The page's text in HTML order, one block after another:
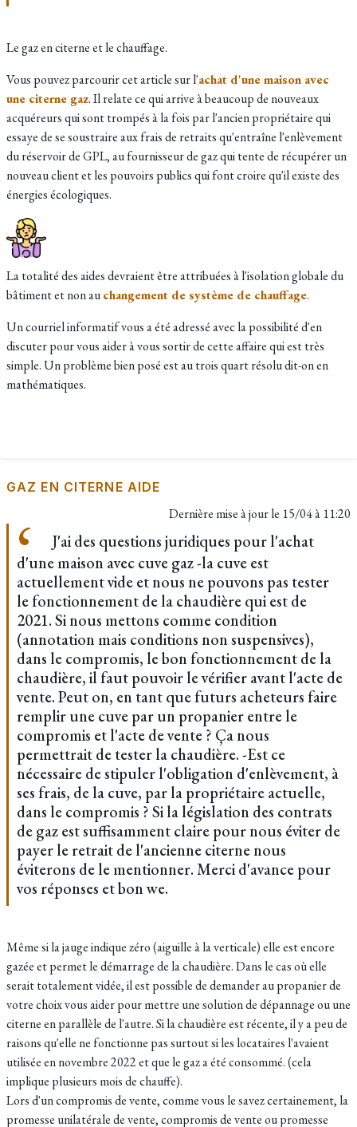
Le gaz en citerne et le chauffage.
Vous pouvez parcourir cet article sur l'achat d'une maison avec
une citerne gaz. Il relate ce qui arrive à beaucoup de nouveaux
acquéreurs qui sont trompés à la fois par l'ancien propriétaire qui
essaye de se soustraire aux frais de retraits qu'entraîne l'enlèvement
du réservoir de GPL, au fournisseur de gaz qui tente de récupérer un
nouveau client et les pouvoirs publics qui font croire qu'il existe des
énergies écologiques.
La totalité des aides devraient être attribuées à l'isolation globale du
bâtiment et non auchangement de système de chauffage.
Un courriel informatif vous a été adressé avec la possibilité d'en
discuter pour vous aider à vous sortir de cette affaire qui est très
simple. Un problème bien posé est au trois quart résolu dit-on en
mathématiques.
GAZ EN CITERNE AIDE
Dernière mise à jour le 15/04 à 11:20
J'ai des questions juridiques pour l'achat
d'une maison avec cuve gaz -la cuve est
actuellement vide et nous ne pouvons pas tester
le fonctionnement de la chaudière qui est de
2021. Si nous mettons comme condition
(annotation mais conditions non suspensives),
dans le compromis, le bon fonctionnement de la
chaudière, il faut pouvoir le vérifier avant l'acte de
vente. Peut on, en tant que futurs acheteurs faire
remplir une cuve par un propanier entre le
compromis et l'acte de vente ? Ça nous
permettrait de tester la chaudière. -Est ce
nécessaire de stipuler l'obligation d'enlèvement, à
ses frais, de la cuve, par la propriétaire actuelle,
dans le compromis ? Si la législation des contrats
de gaz est suffisamment claire pour nous éviter de
payer le retrait de l'ancienne citerne nous
éviterons de le mentionner. Merci d'avance pour
vos réponses et bon we.
Même si la jauge indique zéro (aiguille à la verticale) elle est encore
gazée et permet le démarrage de la chaudière. Dans le cas où elle
serait totalement vidée, il est possible de demander au propanier de
votre choix vous aider pour mettre une solution de dépannage ou une
citerne en parallèle de l'autre. Si la chaudière est récente, il y a peu de
raisons qu'elle ne fonctionne pas surtout si les locataires l'avaient
utilisée en novembre 2022 et que le gaz a été consommé. (cela
implique plusieurs mois de chauffe).
Lors d'un compromis de vente, comme vous le savez certainement, la
promesse unilatérale de vente, compromis de vente ou promesse